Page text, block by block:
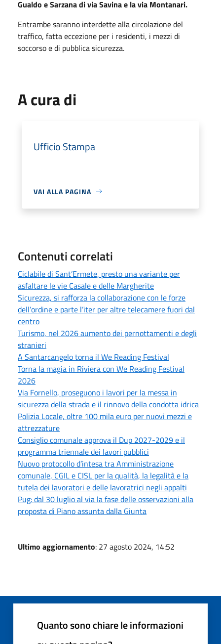
Gualdo e Sarzana di via Savina e la via Montanari.
Entrambe saranno interdette alla circolazione del
traffico, fatta eccezione per i residenti, i mezzi di
soccorso e di pubblica sicurezza.
A cura di
Ufficio Stampa
VAI ALLA PAGINA
Contenuti correlati
Ciclabile di Sant’Ermete, presto una variante per
asfaltare le vie Casale e delle Margherite
Sicurezza, si rafforza la collaborazione con le forze
dell’ordine e parte l’iter per altre telecamere fuori dal
centro
Turismo, nel 2026 aumento dei pernottamenti e degli
stranieri
A Santarcangelo torna il We Reading Festival
Torna la magia in Riviera con We Reading Festival
2026
Via Fornello, proseguono i lavori per la messa in
sicurezza della strada e il rinnovo della condotta idrica
Polizia Locale, oltre 100 mila euro per nuovi mezzi e
attrezzature
Consiglio comunale approva il Dup 2027-2029 e il
programma triennale dei lavori pubblici
Nuovo protocollo d’intesa tra Amministrazione
comunale, CGIL e CISL per la qualità, la legalità e la
tutela dei lavoratori e delle lavoratrici negli appalti
Pug: dal 30 luglio al via la fase delle osservazioni alla
proposta di Piano assunta dalla Giunta
Ultimo aggiornamento: 27 agosto 2024, 14:52
Quanto sono chiare le informazioni